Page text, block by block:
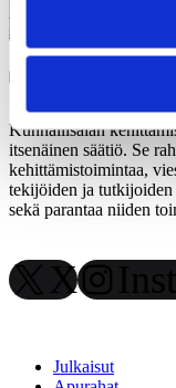
Uusi julkaisu:
strategisesti ja
Kunnallisalan
itsenäinen säätiö. Se
kehittämistoimintaa,
tekijöiden ja tutkijoiden
sekä parantaa niiden
X
Julkaisut